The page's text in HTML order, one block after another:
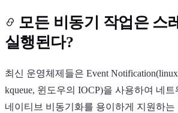
모든 비동기 작업은 스
실행된다?
최신 운영체제들은 Event Notification(linux
kqueue, 윈도우의 IOCP)을 사용하여 네
네이티브 비동기화를 용이하게 지원하는